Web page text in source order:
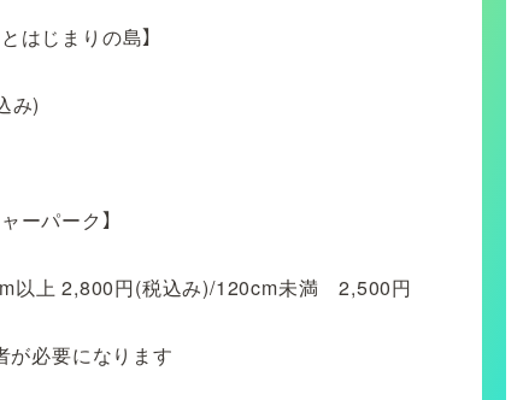
はじまりの島】
み)
ーパーク】
上 2,800円(税込み)/120cm未満 2,500円
必要になります